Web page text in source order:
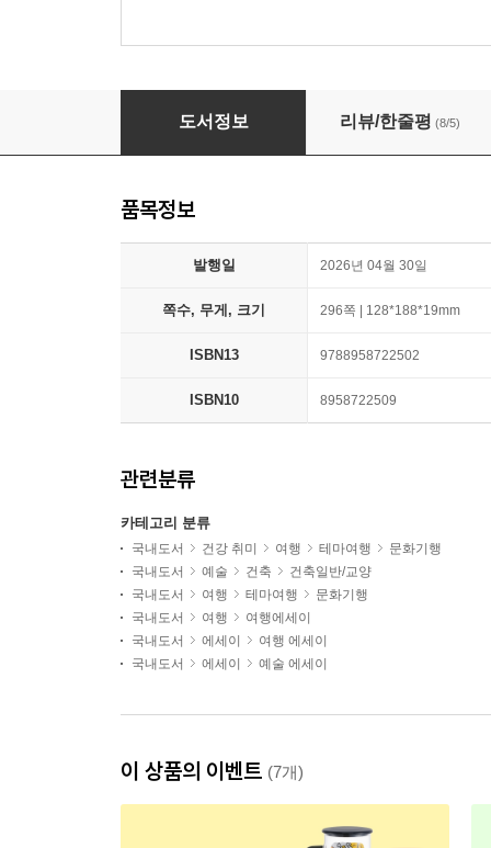
돌, 빛, 숲 그리고 코트다쥐르
도서정보 리뷰/한줄평 (8/5)
품목정보
발행일 2026년 04월 30일
쪽수, 무게, 크기 296쪽 | 128*188*19mm
ISBN13 9788958722502
ISBN10 8958722509
관련분류
카테고리 분류
국내도서 건강 취미 여행 테마여행
문화기행
국내도서
예술 건축
건축일반/교양
국내도서
여행 테마여행
문화기행
국내도서
여행
여행에세이
국내도서
에세이
여행 에세이
국내도서
에세이 예술 에세이
이 상품의 이벤트 (7개)